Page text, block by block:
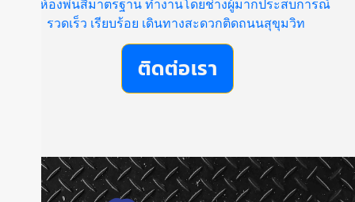
รวดเร็ว เรียบร้อย เดินทางสะดวกติดถนนสุขุมวิท
ติดต่อเรา